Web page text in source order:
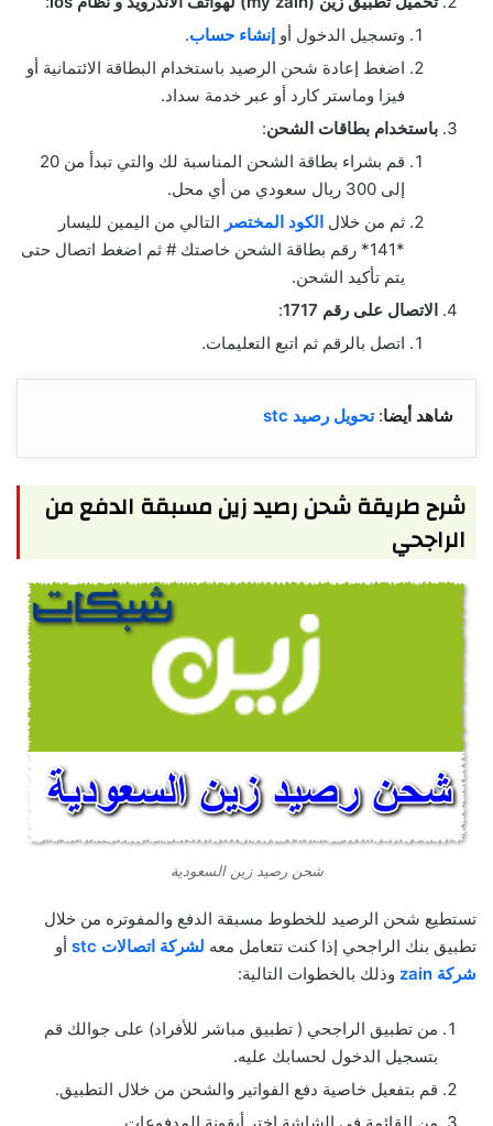
وتسجيل الدخول أو إنشاء حساب.
اضغط إعادة شحن الرصيد باستخدام البطاقة الائتمانية أو
فيزا وماستر كارد أو عبر خدمة سداد.
باستخدام بطاقات الشحن:
قم بشراء بطاقة الشحن المناسبة لك والتي تبدأ من 20
إلى 300 ريال سعودي من أي محل.
ثم من خلال الكود المختصر التالي من اليمين لليسار
*141* رقم بطاقة الشحن خاصتك # ثم اضغط اتصال حتى
يتم تأكيد الشحن.
الاتصال على رقم 1717
:
اتصل بالرقم ثم اتبع التعليمات.
شاهد أيضا:تحويل رصيد stc
شرح طريقة شحن رصيد زين مسبقة الدفع من
الراجحي
شحن رصيد زين السعودية
تستطيع شحن الرصيد للخطوط مسبقة الدفع والمفوتره من خلال
تطبيق بنك الراجحي إذا كنت تتعامل معه لشركة اتصالات stc
أو
شركة zain
وذلك بالخطوات التالية:
من تطبيق الراجحي ( تطبيق مباشر للأفراد) على جوالك قم
بتسجيل الدخول لحسابك عليه.
قم بتفعيل خاصية دفع الفواتير والشحن من خلال التطبيق.
من القائمة في الشاشة اختر أيقونة المدفوعات.